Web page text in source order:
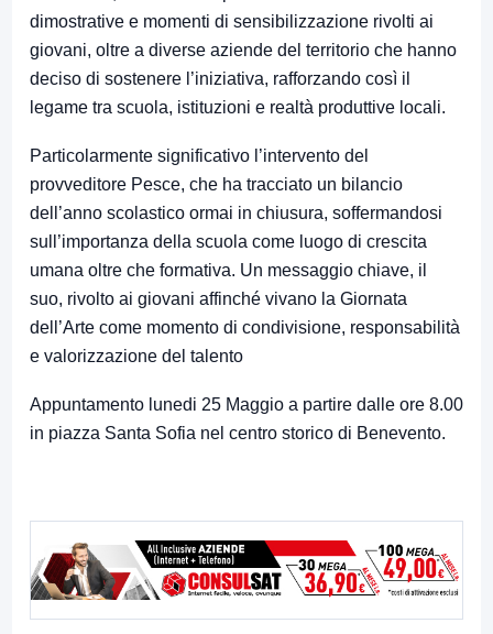
dimostrative e momenti di sensibilizzazione rivolti ai
giovani, oltre a diverse aziende del territorio che hanno
deciso di sostenere l’iniziativa, rafforzando così il
legame tra scuola, istituzioni e realtà produttive locali.
Particolarmente significativo l’intervento del
provveditore Pesce, che ha tracciato un bilancio
dell’anno scolastico ormai in chiusura, soffermandosi
sull’importanza della scuola come luogo di crescita
umana oltre che formativa. Un messaggio chiave, il
suo, rivolto ai giovani affinché vivano la Giornata
dell’Arte come momento di condivisione, responsabilità
e valorizzazione del talento
Appuntamento lunedi 25 Maggio a partire dalle ore 8.00
in piazza Santa Sofia nel centro storico di Benevento.